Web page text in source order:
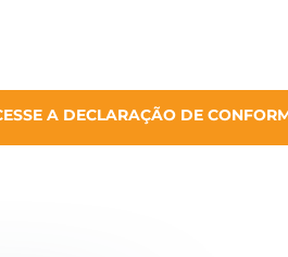
A DECLARAÇÃO DE